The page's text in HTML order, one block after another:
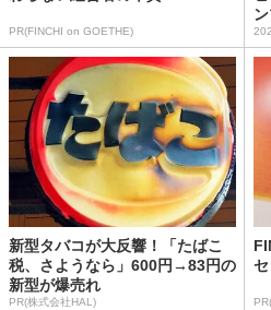
PR(FINCHI on GOETHE)
ン
新型タバコが大反響！「たばこ
税、さようなら」600円→83円の
新型が爆売れ
PR(株式会社HAL)